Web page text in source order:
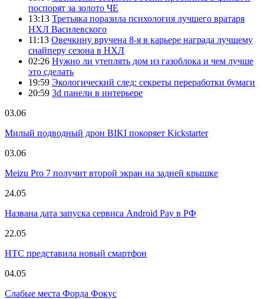
поспорят за золото ЧЕ
13:13 Третьяка поразила психология лучшего вратаря
НХЛ Василевского
11:13 Овечкину вручена 8-я в карьере награда лучшему
снайперу сезона в НХЛ
02:26 Нужно ли утеплять дом из газоблока и чем лучше
это сделать
19:59 Экологический след: секреты переработки бумаги
20:59 3d панели в интерьере
03.06
Милый подводный дрон BIKI покоряет Kickstarter
03.06
Meizu Pro 7 получит второй экран на задней крышке
24.05
Названа дата запуска сервиса Android Pay в РФ
22.05
HTC представила новый смартфон
04.05
Слабые места Форда Фокус